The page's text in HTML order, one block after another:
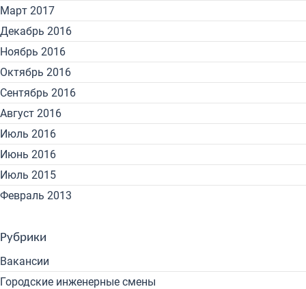
Март 2017
Декабрь 2016
Ноябрь 2016
Октябрь 2016
Сентябрь 2016
Август 2016
Июль 2016
Июнь 2016
Июль 2015
Февраль 2013
Рубрики
Вакансии
Городские инженерные смены